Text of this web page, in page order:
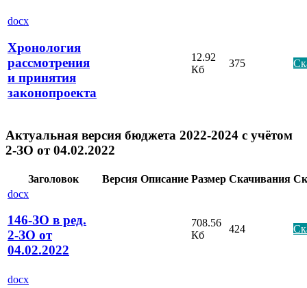
docx
Хронология
рассмотрения
и принятия
законопроекта
12.92
Кб
375
Актуальная версия бюджета 2022-2024 с учётом
2-ЗО от 04.02.2022
Заголовок Версия Описание Размер Скачивания
docx
146-ЗО в ред.
2-ЗО от
04.02.2022
708.56
Кб
424
docx